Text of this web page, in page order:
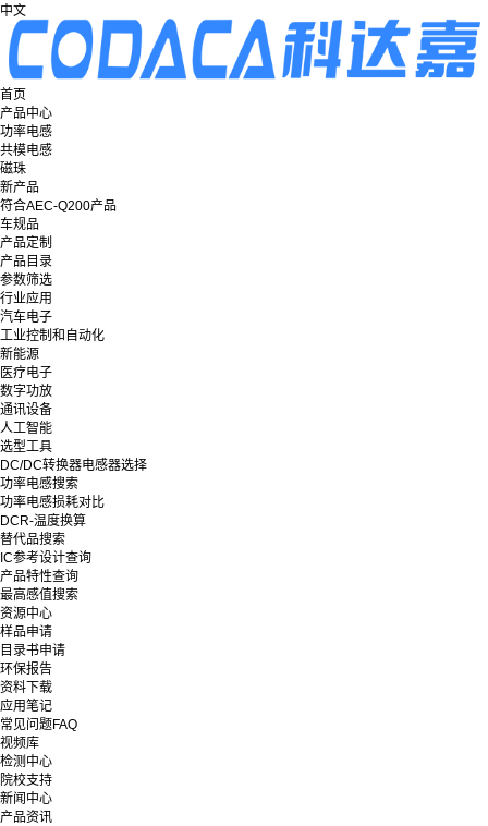
中文
首页
产品中心
功率电感
共模电感
磁珠
新产品
符合AEC-Q200产品
车规品
产品定制
产品目录
参数筛选
行业应用
汽车电子
工业控制和自动化
新能源
医疗电子
数字功放
通讯设备
人工智能
选型工具
DC/DC转换器电感器选择
功率电感搜索
功率电感损耗对比
DCR-温度换算
替代品搜索
IC参考设计查询
产品特性查询
最高感值搜索
资源中心
样品申请
目录书申请
环保报告
资料下载
应用笔记
常见问题FAQ
视频库
检测中心
院校支持
新闻中心
产品资讯